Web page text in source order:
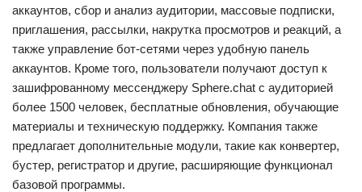
аккаунтов, сбор и анализ аудитории, массовые подписки,
приглашения, рассылки, накрутка просмотров и реакций, а
также управление бот-сетями через удобную панель
аккаунтов. Кроме того, пользователи получают доступ к
зашифрованному мессенджеру Sphere.chat с аудиторией
более 1500 человек, бесплатные обновления, обучающие
материалы и техническую поддержку. Компания также
предлагает дополнительные модули, такие как конвертер,
бустер, регистратор и другие, расширяющие функционал
базовой программы.